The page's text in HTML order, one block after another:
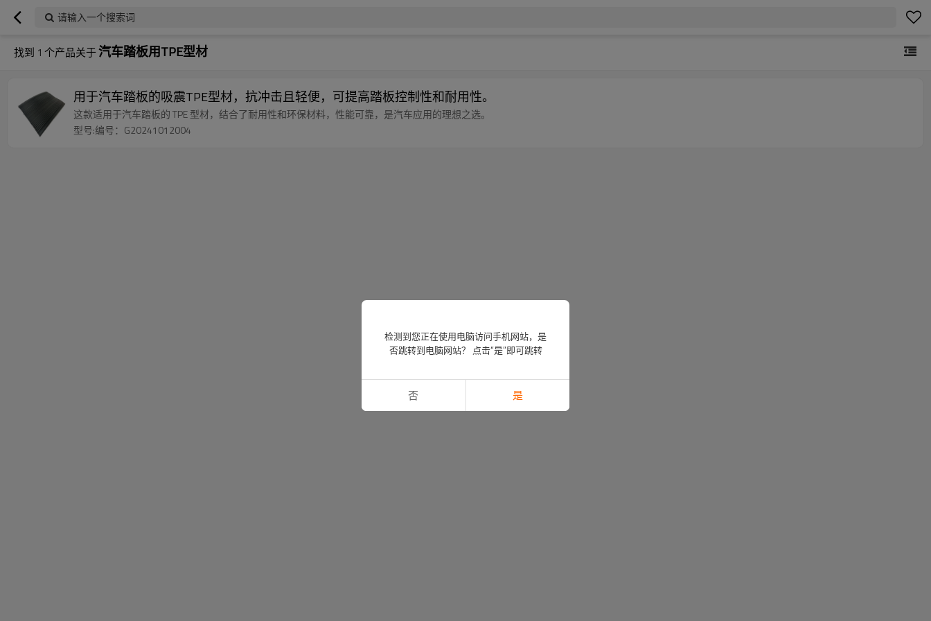
请输入一个搜索词
找到 1 个产品关于汽车踏板用TPE型材
用于汽车踏板的吸震TPE型材，抗冲击且轻便，可提高踏板控制性和耐用性。
这款适用于汽车踏板的 TPE 型材，结合了耐用性和环保材料，性能可靠，是汽车应用的理想之选。
型号:编号：G20241012004
检测到您正在使用电脑访问手机网站，是
否跳转到电脑网站？ 点击“是”即可跳转
否 是